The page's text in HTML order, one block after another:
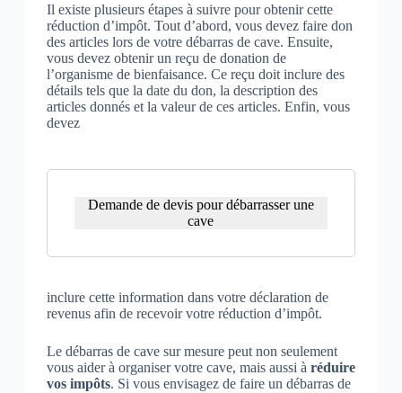
Il existe plusieurs étapes à suivre pour obtenir cette
réduction d’impôt. Tout d’abord, vous devez faire don
des articles lors de votre débarras de cave. Ensuite,
vous devez obtenir un reçu de donation de
l’organisme de bienfaisance. Ce reçu doit inclure des
détails tels que la date du don, la description des
articles donnés et la valeur de ces articles. Enfin, vous
devez
Demande de devis pour débarrasser une
cave
inclure cette information dans votre déclaration de
revenus afin de recevoir votre réduction d’impôt.
Le débarras de cave sur mesure peut non seulement
vous aider à organiser votre cave, mais aussi à réduire
vos impôts. Si vous envisagez de faire un débarras de